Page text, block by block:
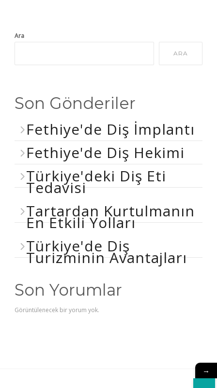
Ara
ARA
Son Gönderiler
Fethiye'de Diş İmplantı
Fethiye'de Diş Hekimi
Türkiye'deki Diş Eti
Tedavisi
Tartardan Kurtulmanın
En Etkili Yolları
Türkiye'de Diş
Turizminin Avantajları
Son Yorumlar
Görüntülenecek bir yorum yok.
→